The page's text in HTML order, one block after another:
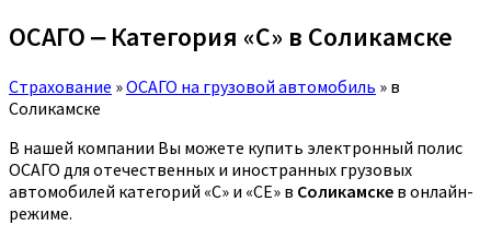
ОСАГО ‒ Категория «C» в Соликамске
Страхование »ОСАГО на грузовой автомобиль » в
Соликамске
В нашей компании Вы можете купить электронный полис
ОСАГО для отечественных и иностранных грузовых
автомобилей категорий «C» и «CE» в Соликамске в онлайн-
режиме.